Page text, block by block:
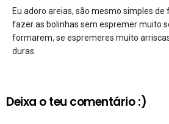
Eu adoro areias, são mesmo simples
fazer as bolinhas sem espremer muito
formarem, se espremeres muito
duras.
Deixa o teu comentário :)